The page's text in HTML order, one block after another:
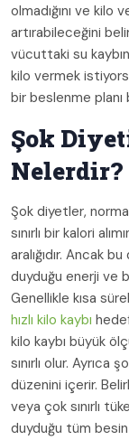
olmadığını ve kilo
artırabileceğini
vücuttaki su
kilo vermek
bir beslenme
Şok
Nelerdir?
Şok diyetler,
sınırlı bir kalori
aralığıdır. Ancak
duyduğu enerji ve
Genellikle kısa
hızlı kilo kaybı
kilo kaybı büyük
sınırlı olur.
düzenini içerir.
veya çok sınırlı
duyduğu tüm